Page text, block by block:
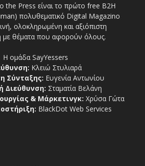
the Press είναι το πρώτο free Β2Η
πολυθεματικό Digital Magazino
ολοκληρωμένη και αξιόπιστη
με θέματα που αφορούν όλους.
Η ομάδα SayYessers
Κλειώ Στυλιαρά
Σύνταξης: Ευγενία Αντωνίου
Διεύθυνση: Σταματία Βελάνη
& Μάρκετινγκ: Χρύσα Γώτα
BlackDot Web Services